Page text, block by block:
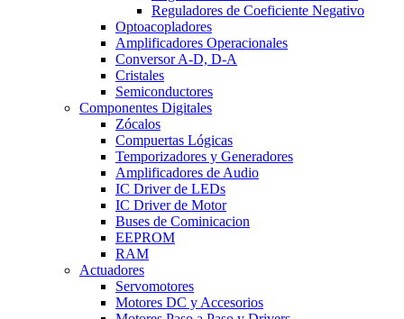
Reguladores de Coeficiente Negativo
Optoacopladores
Amplificadores Operacionales
Conversor A-D, D-A
Cristales
Semiconductores
Componentes Digitales
Zócalos
Compuertas Lógicas
Temporizadores y Generadores
Amplificadores de Audio
IC Driver de LEDs
IC Driver de Motor
Buses de Cominicacion
EEPROM
RAM
Actuadores
Servomotores
Motores DC y Accesorios